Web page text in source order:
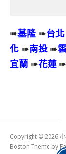
➠基隆 ➠台北
化 ➠南投 ➠
宜蘭 ➠花蓮➠
Copyright © 2026 小
Boston Theme by